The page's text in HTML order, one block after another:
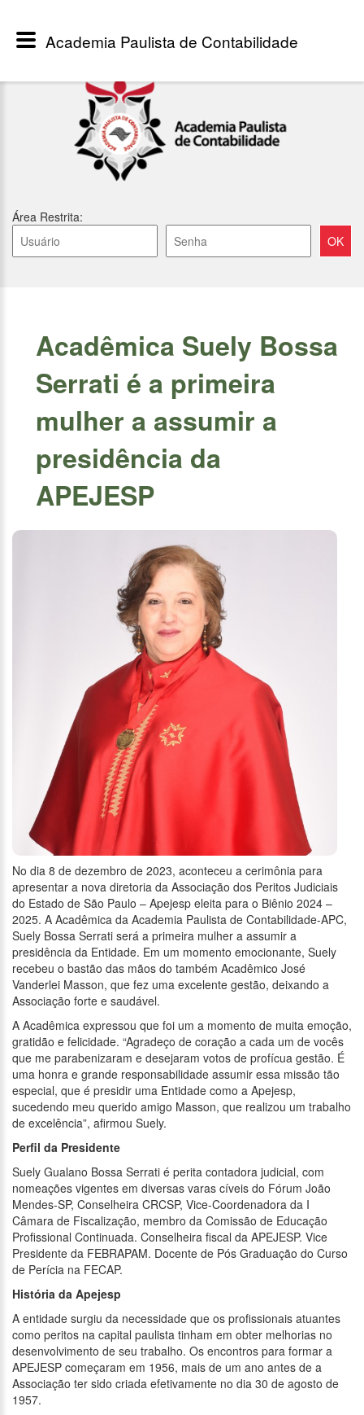
Área Restrita:
Acadêmica Suely Bossa
Serrati é a primeira
mulher a assumir a
presidência da
APEJESP
No dia 8 de dezembro de 2023, aconteceu a cerimônia para
apresentar a nova diretoria da Associação dos Peritos Judiciais
do Estado de São Paulo – Apejesp eleita para o Biênio 2024 –
2025. A Acadêmica da Academia Paulista de Contabilidade-APC,
Suely Bossa Serrati será a primeira mulher a assumir a
presidência da Entidade. Em um momento emocionante, Suely
recebeu o bastão das mãos do também Acadêmico José
Vanderlei Masson, que fez uma excelente gestão, deixando a
Associação forte e saudável.
A Acadêmica expressou que foi um a momento de muita emoção,
gratidão e felicidade. “Agradeço de coração a cada um de vocês
que me parabenizaram e desejaram votos de profícua gestão. É
uma honra e grande responsabilidade assumir essa missão tão
especial, que é presidir uma Entidade como a Apejesp,
sucedendo meu querido amigo Masson, que realizou um trabalho
de excelência”, afirmou Suely.
Perfil da Presidente
Suely Gualano Bossa Serrati é perita contadora judicial, com
nomeações vigentes em diversas varas cíveis do Fórum João
Mendes-SP, Conselheira CRCSP, Vice-Coordenadora da I
Câmara de Fiscalização, membro da Comissão de Educação
Profissional Continuada. Conselheira fiscal da APEJESP. Vice
Presidente da FEBRAPAM. Docente de Pós Graduação do Curso
de Perícia na FECAP.
História da Apejesp
A entidade surgiu da necessidade que os profissionais atuantes
como peritos na capital paulista tinham em obter melhorias no
desenvolvimento de seu trabalho. Os encontros para formar a
APEJESP começaram em 1956, mais de um ano antes de a
Associação ter sido criada efetivamente no dia 30 de agosto de
1957.
Academia Paulista de Contabilidade